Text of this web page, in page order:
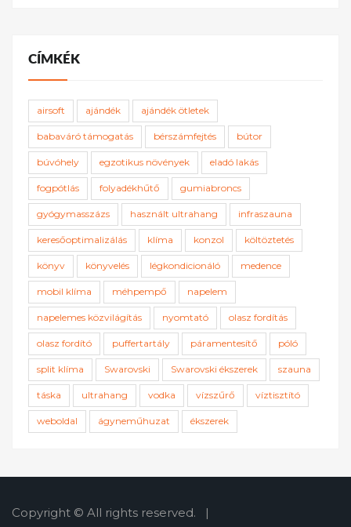
CÍMKÉK
airsoft ajándék ajándék ötletek
babaváró támogatás bérszámfejtés bútor
búvóhely egzotikus növények eladó lakás
fogpótlás folyadékhűtő gumiabroncs
gyógymasszázs használt ultrahang infraszauna
keresőoptimalizálás klíma konzol költöztetés
könyv könyvelés légkondicionáló medence
mobil klíma méhpempő napelem
napelemes közvilágítás nyomtató olasz fordítás
olasz fordító puffertartály páramentesítő póló
split klíma Swarovski Swarovski ékszerek szauna
táska ultrahang vodka vízszűrő víztisztító
weboldal ágyneműhuzat ékszerek
Copyright © All rights reserved. |